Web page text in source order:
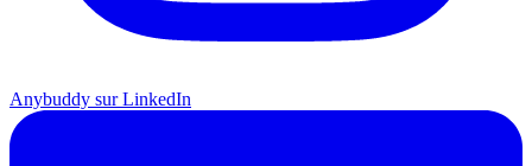
Anybuddy sur LinkedIn